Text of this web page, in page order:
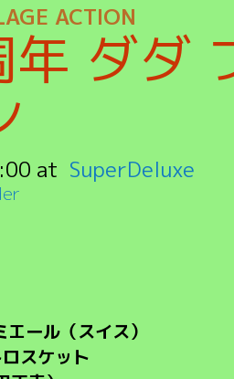
ACTION
ダダ
SuperDeluxe
ール（スイス）
スケット